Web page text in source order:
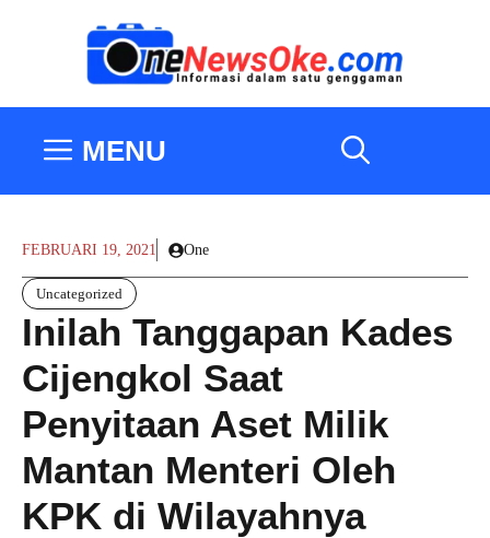
MENU
FEBRUARI 19, 2021 One
Uncategorized
Inilah Tanggapan Kades
Cijengkol Saat
Penyitaan Aset Milik
Mantan Menteri Oleh
KPK di Wilayahnya